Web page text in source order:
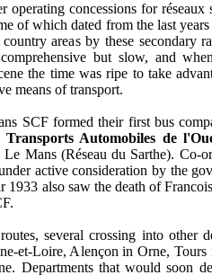
operating concessions for réseaux
of which dated from the last
areas by these secondary
but slow, and
the time was ripe to take
means of transport.
SCF formed their first bus
Transports Automobiles de
Mans (Réseau du Sarthe). Co-
active consideration by the
1933 also saw the death of
several crossing into other
et-Loire, Alençon in Orne, Tours
Departments that would soon